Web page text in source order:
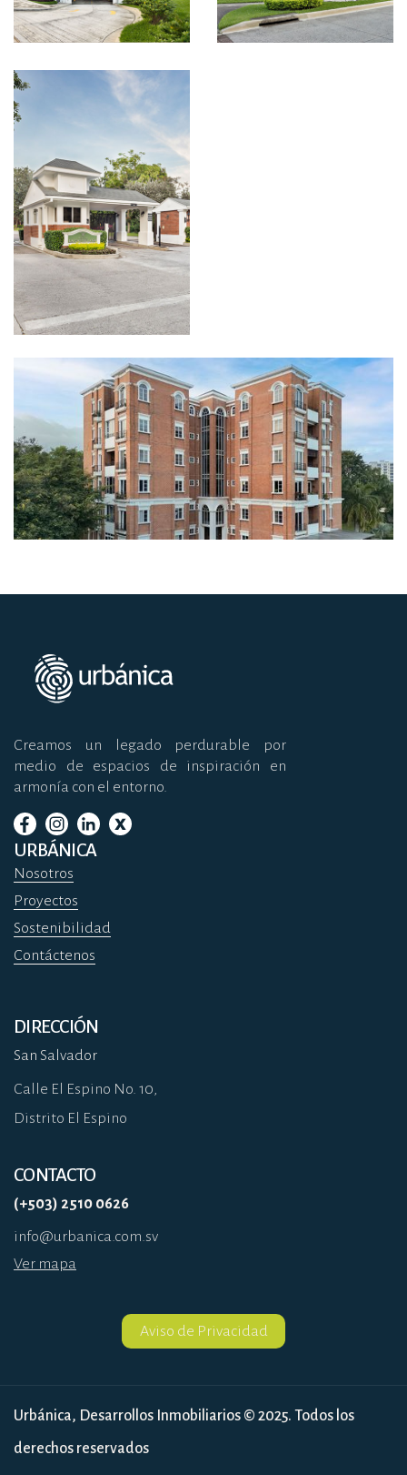
Creamos un legado perdurable por
medio de espacios de inspiración en
armonía con el entorno.
URBÁNICA
Nosotros
Proyectos
Sostenibilidad
Contáctenos
DIRECCIÓN
San Salvador
Calle El Espino No. 10,
Distrito El Espino
CONTACTO
(+503) 2510 0626
info@urbanica.com.sv
Ver mapa
Aviso de Privacidad
Urbánica, Desarrollos Inmobiliarios © 2025. Todos los
derechos reservados